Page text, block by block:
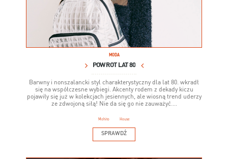
MODA
POWRÓT LAT 80
Barwny i nonszalancki styl charakterystyczny dla lat 80. wkradł
się na współczesne wybiegi. Akcenty rodem z dekady kiczu
pojawiły się już w kolekcjach jesiennych, ale wiosną trend uderzy
ze zdwojoną siłą! Nie da się go nie zauważyć....
Mohito House
SPRAWDŹ